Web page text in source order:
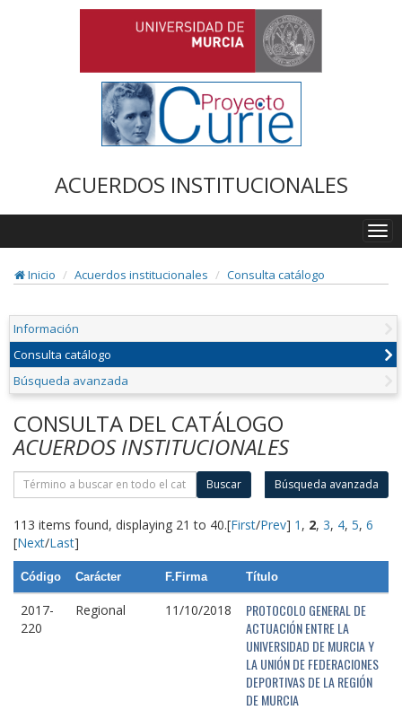
ACUERDOS INSTITUCIONALES
Inicio
Acuerdos institucionales Consulta catálogo
Información
Consulta catálogo
Búsqueda avanzada
CONSULTA DEL CATÁLOGO
ACUERDOS INSTITUCIONALES
Buscar Búsqueda avanzada
113 items found, displaying 21 to 40.[First/Prev] 1 , 2, 3, 4, 5, 6
[Next/Last]
Código Carácter F.Firma Título
2017-
220
Regional 11/10/2018
PROTOCOLO GENERAL DE
ACTUACIÓN ENTRE LA
UNIVERSIDAD DE MURCIA Y
LA UNIÓN DE FEDERACIONES
DEPORTIVAS DE LA REGIÓN
DE MURCIA